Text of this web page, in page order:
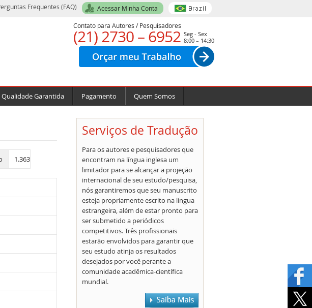
Frequentes (FAQ) Acessar Minha Conta
Contato para Autores / Pesquisadores
(21) 2730 – 6952 Seg - Sex
8:00 – 14:30
Qualidade Garantida Pagamento Quem Somos
1.363
Serviços de Tradução
Para os autores e pesquisadores que
encontram na língua inglesa um
limitador para se alcançar a projeção
internacional de seu estudo/pesquisa,
nós garantiremos que seu manuscrito
esteja propriamente escrito na língua
estrangeira, além de estar pronto para
ser submetido a periódicos
competitivos. Três profissionais
estarão envolvidos para garantir que
seu estudo atinja os resultados
desejados por você perante a
comunidade acadêmica-científica
mundial.